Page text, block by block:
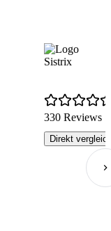
Sistrix
330 Reviews
Direkt